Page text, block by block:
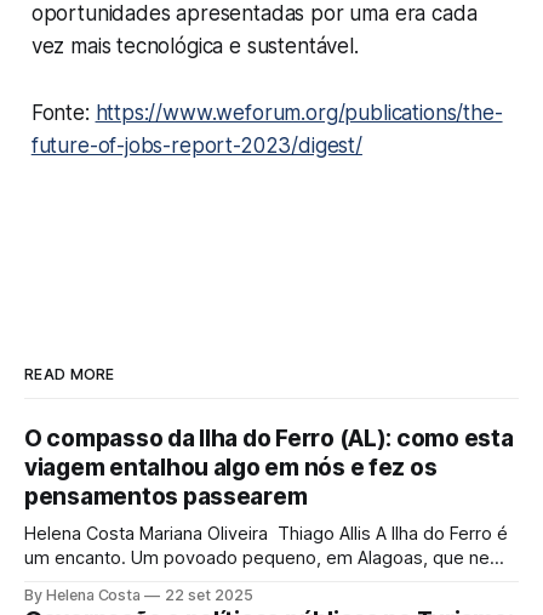
oportunidades apresentadas por uma era cada
vez mais tecnológica e sustentável.
Fonte: https://www.weforum.org/publications/the-
future-of-jobs-report-2023/digest/
READ MORE
O compasso da Ilha do Ferro (AL): como esta
viagem entalhou algo em nós e fez os
pensamentos passearem
Helena Costa Mariana Oliveira Thiago Allis A Ilha do Ferro é
um encanto. Um povoado pequeno, em Alagoas, que nem
De um lado, terras alagoanas. Do outro, Sergipe. Sua
By Helena Costa 22 set 2025